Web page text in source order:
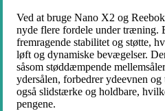
Ved at bruge Nano X2 og
nyde flere fordele under træning.
fremragende stabilitet og støtte,
løft og dynamiske bevægelser.
såsom støddæmpende
ydersålen, forbedrer ydeevnen
også slidstærke og holdbare,
pengene.